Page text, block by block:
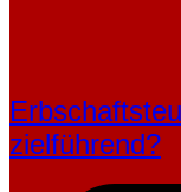
zielführend?